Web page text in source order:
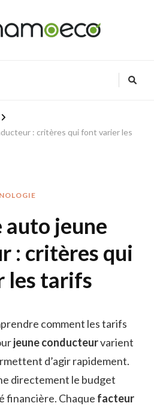
: critères qui font varier les
auto jeune
: critères qui
les tarifs
comment les tarifs
jeune conducteurvarient
d’agir rapidement.
directement le budget
financière. Chaque facteur